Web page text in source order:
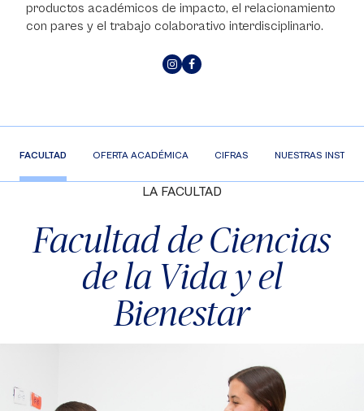
productos académicos de impacto, el relacionamiento
con pares y el trabajo colaborativo interdisciplinario.
FACULTAD OFERTA ACADÉMICA CIFRAS NUESTRAS
LA FACULTAD
Facultad de Ciencias
de la Vida y el
Bienestar